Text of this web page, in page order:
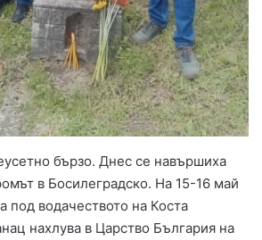
бързо. Днес се навършиха
в Босилеградско. На 15-16 май
под водачеството на Коста
нахлува в Царство България на